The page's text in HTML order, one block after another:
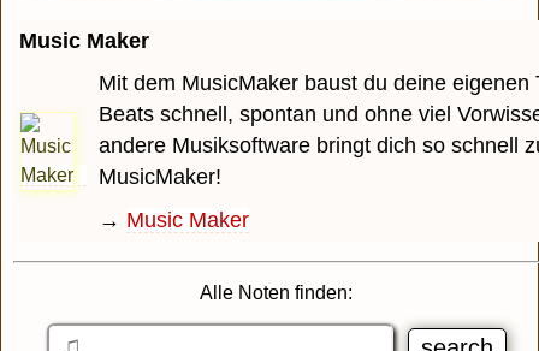
Music Maker
Mit dem MusicMaker baust du deine eigenen
Beats schnell, spontan und ohne viel
andere Musiksoftware bringt dich so schnell
MusicMaker!
→ Music Maker
Alle Noten finden: